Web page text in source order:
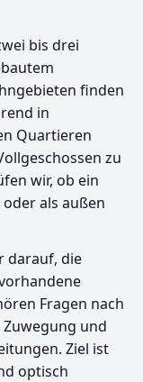
bis drei
finden
in
Quartieren
zu
wir, ob ein
als außen
darauf, die
Fragen nach
und
Ziel ist
optisch